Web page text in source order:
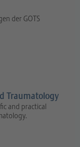
der GOTS
Traumatology
and practical